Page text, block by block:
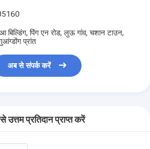
बिल्डिंग, पिंग एन रोड, लुऊ गांव, चशान टाउन,
प्रांत
अब से संपर्क करें
उत्तम प्रतिदान प्राप्त करें